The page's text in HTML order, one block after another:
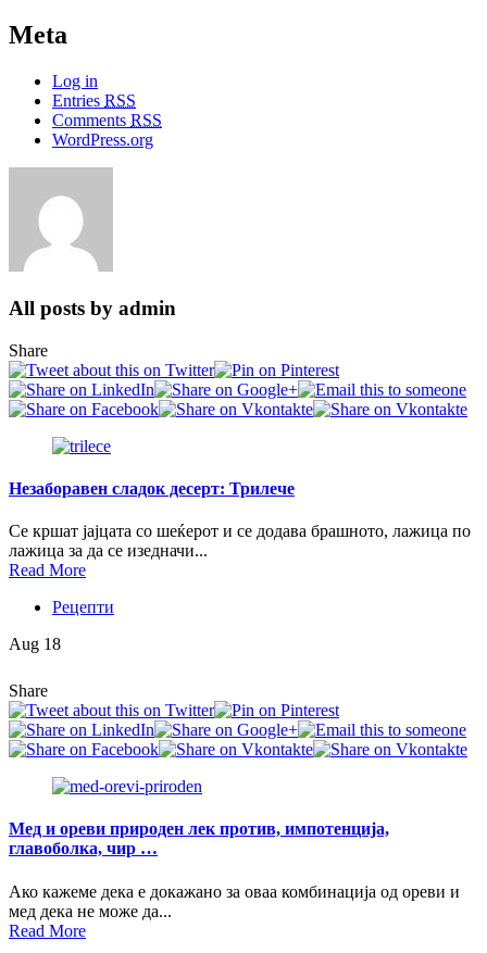
Meta
Log in
Entries RSS
Comments RSS
WordPress.org
All posts by admin
Share
Незаборавен сладок десерт: Трилече
Се кршат јајцата со шеќерот и се додава брашното, лажица по
лажица за да се изедначи...
Read More
Рецепти
Aug 18
Share
Мед и ореви природен лек против, импотенција,
главоболка, чир …
Ако кажеме дека е докажано за оваа комбинација од ореви и
мед дека не може да...
Read More